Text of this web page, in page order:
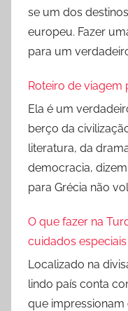
se um dos
europeu. Fazer
para um
Roteiro de viagem
Ela é um
berço da
literatura, da
democracia,
para Grécia não
O que fazer na
cuidados especiais
Localizado na
lindo país conta
que impressionam